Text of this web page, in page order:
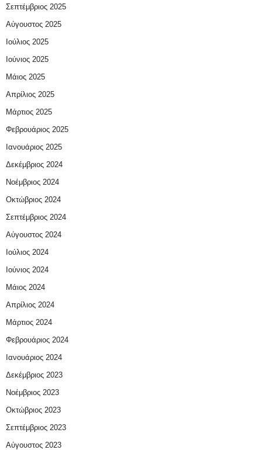
Σεπτέμβριος 2025
Αύγουστος 2025
Ιούλιος 2025
Ιούνιος 2025
Μάιος 2025
Απρίλιος 2025
Μάρτιος 2025
Φεβρουάριος 2025
Ιανουάριος 2025
Δεκέμβριος 2024
Νοέμβριος 2024
Οκτώβριος 2024
Σεπτέμβριος 2024
Αύγουστος 2024
Ιούλιος 2024
Ιούνιος 2024
Μάιος 2024
Απρίλιος 2024
Μάρτιος 2024
Φεβρουάριος 2024
Ιανουάριος 2024
Δεκέμβριος 2023
Νοέμβριος 2023
Οκτώβριος 2023
Σεπτέμβριος 2023
Αύγουστος 2023